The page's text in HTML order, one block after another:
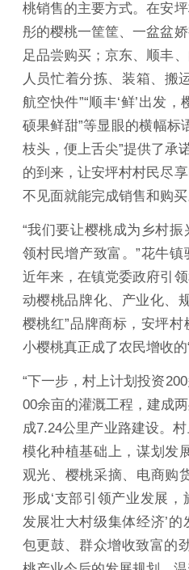
桃销售的主要方式。在安
彤的樱桃一筐筐、一盆盆
足品尝购买；京东、顺丰
人员忙着分拣、装箱、搬
航空快件”“顺丰‘鲜’出发，
硕果鲜甜”等显眼的横幅标
枝头，便上舌尖”提供了承
的到来，让安坪村村民尽
不见面就能完成销售和购买
“我们要让樱桃成为乡村
领村民增产致富。”花牛镇
近年来，在镇党委政府引
动樱桃品牌化、产业化、
樱桃红”品牌商标，安坪村
小樱桃真正成了农民增收的“
“下一步，村上计划投资
00余亩的灌溉工程，建成
成7.24公里产业路建设。
模化种植基础上，谋划发
观光、樱桃采摘、电商购
形成‘支部引领产业发展
发展壮大村级集体经济’
包更鼓、群众增收致富的